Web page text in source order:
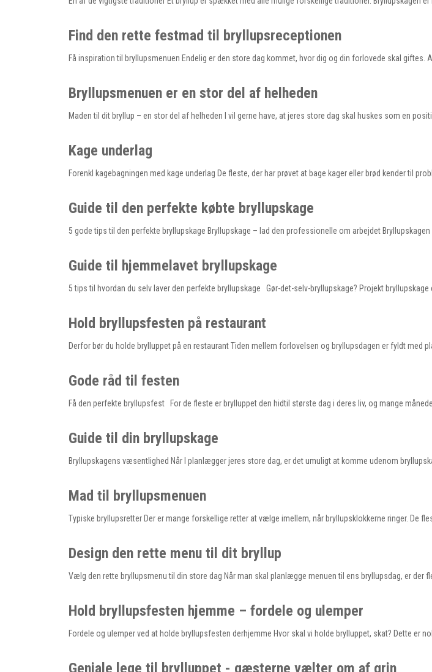
Find den rette festmad til bryllupsreceptionen
Få inspiration til bryllupsmenuen Endelig er den store dag kommet, hvor dig og din forlovede skal giftes.
Bryllupsmenuen er en stor del af helheden
Maden til dit bryllup – en stor del af helheden I vil gerne have, at jeres store dag skal huskes som en
Kage underlag
Forenkl kagebagningen med kage underlag De fleste, der har prøvet at bage kager eller brød kender til
Guide til den perfekte købte bryllupskage
5 gode tips til den perfekte bryllupskage Bryllupskage – lad den professionelle om arbejdet Bryllupskagen
Guide til hjemmelavet bryllupskage
5 tips til hvordan du selv laver den perfekte bryllupskage Gør-det-selv-bryllupskage? Projekt bryllupskage
Hold bryllupsfesten på restaurant
Derfor bør du holde brylluppet på en restaurant Tiden mellem forlovelsen og bryllupsdagen er fyldt med
Gode råd til festen
Få den perfekte bryllupsfest For de fleste er brylluppet den hidtil største dag i deres liv, og mange
Guide til din bryllupskage
Bryllupskagens væsentlighed Når I planlægger jeres store dag, er det umuligt at komme udenom
Mad til bryllupsmenuen
Typiske bryllupsretter Der er mange forskellige retter at vælge imellem, når bryllupsklokkerne ringer. De
Design den rette menu til dit bryllup
Vælg den rette bryllupsmenu til din store dag Når man skal planlægge menuen til ens bryllupsdag, er der
Hold bryllupsfesten hjemme – fordele og ulemper
Fordele og ulemper ved at holde bryllupsfesten derhjemme Hvor skal vi holde brylluppet, skat? Dette er
Geniale lege til brylluppet - gæsterne vælter om af grin